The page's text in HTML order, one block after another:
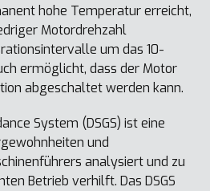
hohe Temperatur erreicht,
Motordrehzahl
um das 10-
ermöglicht, dass der Motor
abgeschaltet werden kann.
System (DSGS) ist eine
und
analysiert und zu
Betrieb verhilft. Das DSGS